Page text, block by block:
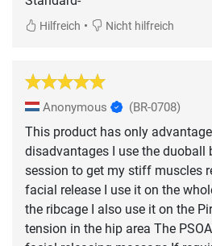
Hilfreich • Nicht hilfreich
Anonymous (BR-0708)
This product has only
disadvantages I use the duoball
session to get my stiff muscles
facial release I use it on the
the ribcage I also use it on the
tension in the hip area The